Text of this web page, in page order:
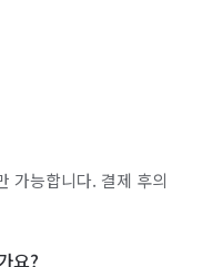
가능합니다. 결제 후의
요?